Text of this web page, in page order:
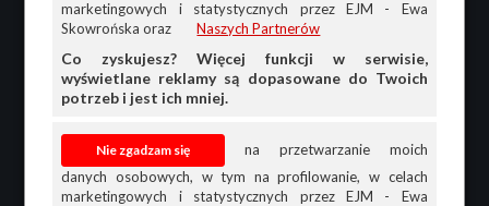
marketingowych i statystycznych przez EJM - Ewa
Skowrońska oraz
Naszych Partnerów
Co zyskujesz? Więcej funkcji w serwisie,
wyświetlane reklamy są dopasowane do Twoich
potrzeb i jest ich mniej.
na przetwarzanie moich
danych osobowych, w tym na profilowanie, w celach
marketingowych i statystycznych przez EJM - Ewa